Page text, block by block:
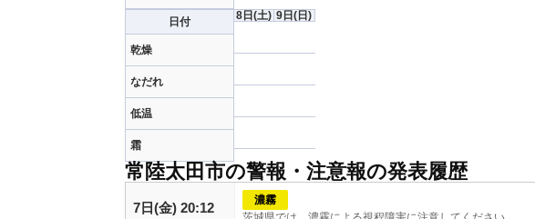
日付
乾燥
なだれ
低温
霜
8日(土) 9日(日)
常陸太田市の警報・注意報の発表履歴
7日(金) 20:12
濃霧